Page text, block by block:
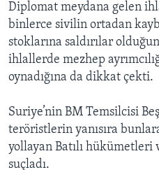
Diplomat meydana gelen
binlerce sivilin ortadan
stoklarına saldırılar
ihlallerde mezhep
oynadığına da dikkat çekti.
Suriye’nin BM Temsilcisi
teröristlerin yanısıra
yollayan Batılı hükümetleri
suçladı.